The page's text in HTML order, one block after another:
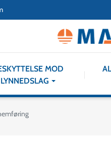
MOD
LYNNEDSLAG